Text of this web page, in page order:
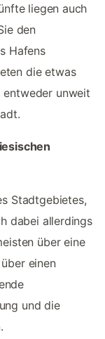
liegen auch
den
Hafens
die etwas
entweder unweit
Stadtgebietes,
dabei allerdings
über eine
einen
und die